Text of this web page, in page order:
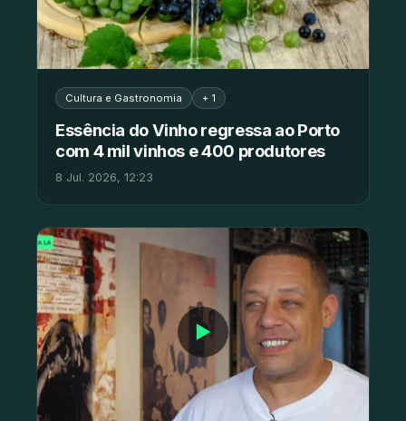
Cultura e Gastronomia + 1
Essência do Vinho regressa ao Porto
com 4 mil vinhos e 400 produtores
8 Jul. 2026, 12:23
▶